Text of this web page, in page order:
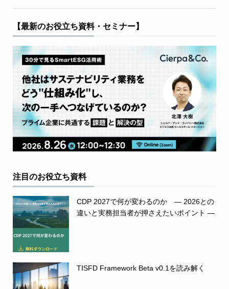
【最新のお役立ち資料・セミナー】
注目のお役立ち資料
CDP 2027で何が変わるのか ― 2026との
違いと実務担当者が押さえたいポイント ―
TISFD Framework Beta v0.1を読み解く